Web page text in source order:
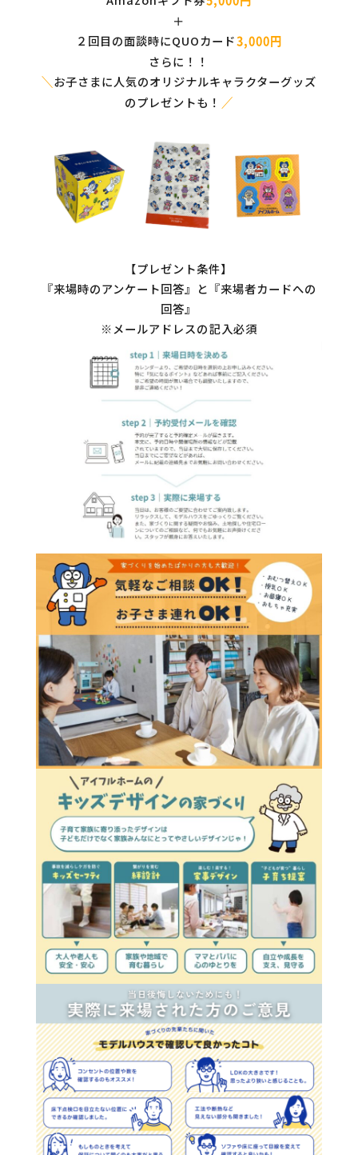
＋
２回目の面談時にQUOカード 3,000円
さらに！！
＼ お子さまに人気のオリジナルキャラクターグッズ
のプレゼントも！
／
【プレゼント条件】
『来場時のアンケート回答』と『来場者カードへの
回答』
※メールアドレスの記入必須